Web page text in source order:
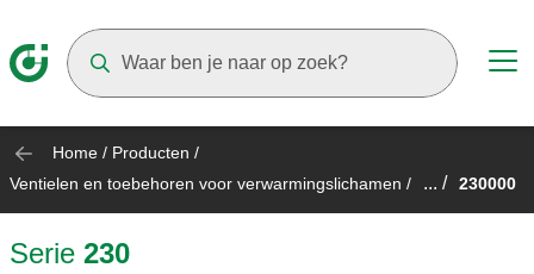
Home / Producten /
Ventielen en toebehoren voor verwarmingslichamen / ... / 230000
Serie 230